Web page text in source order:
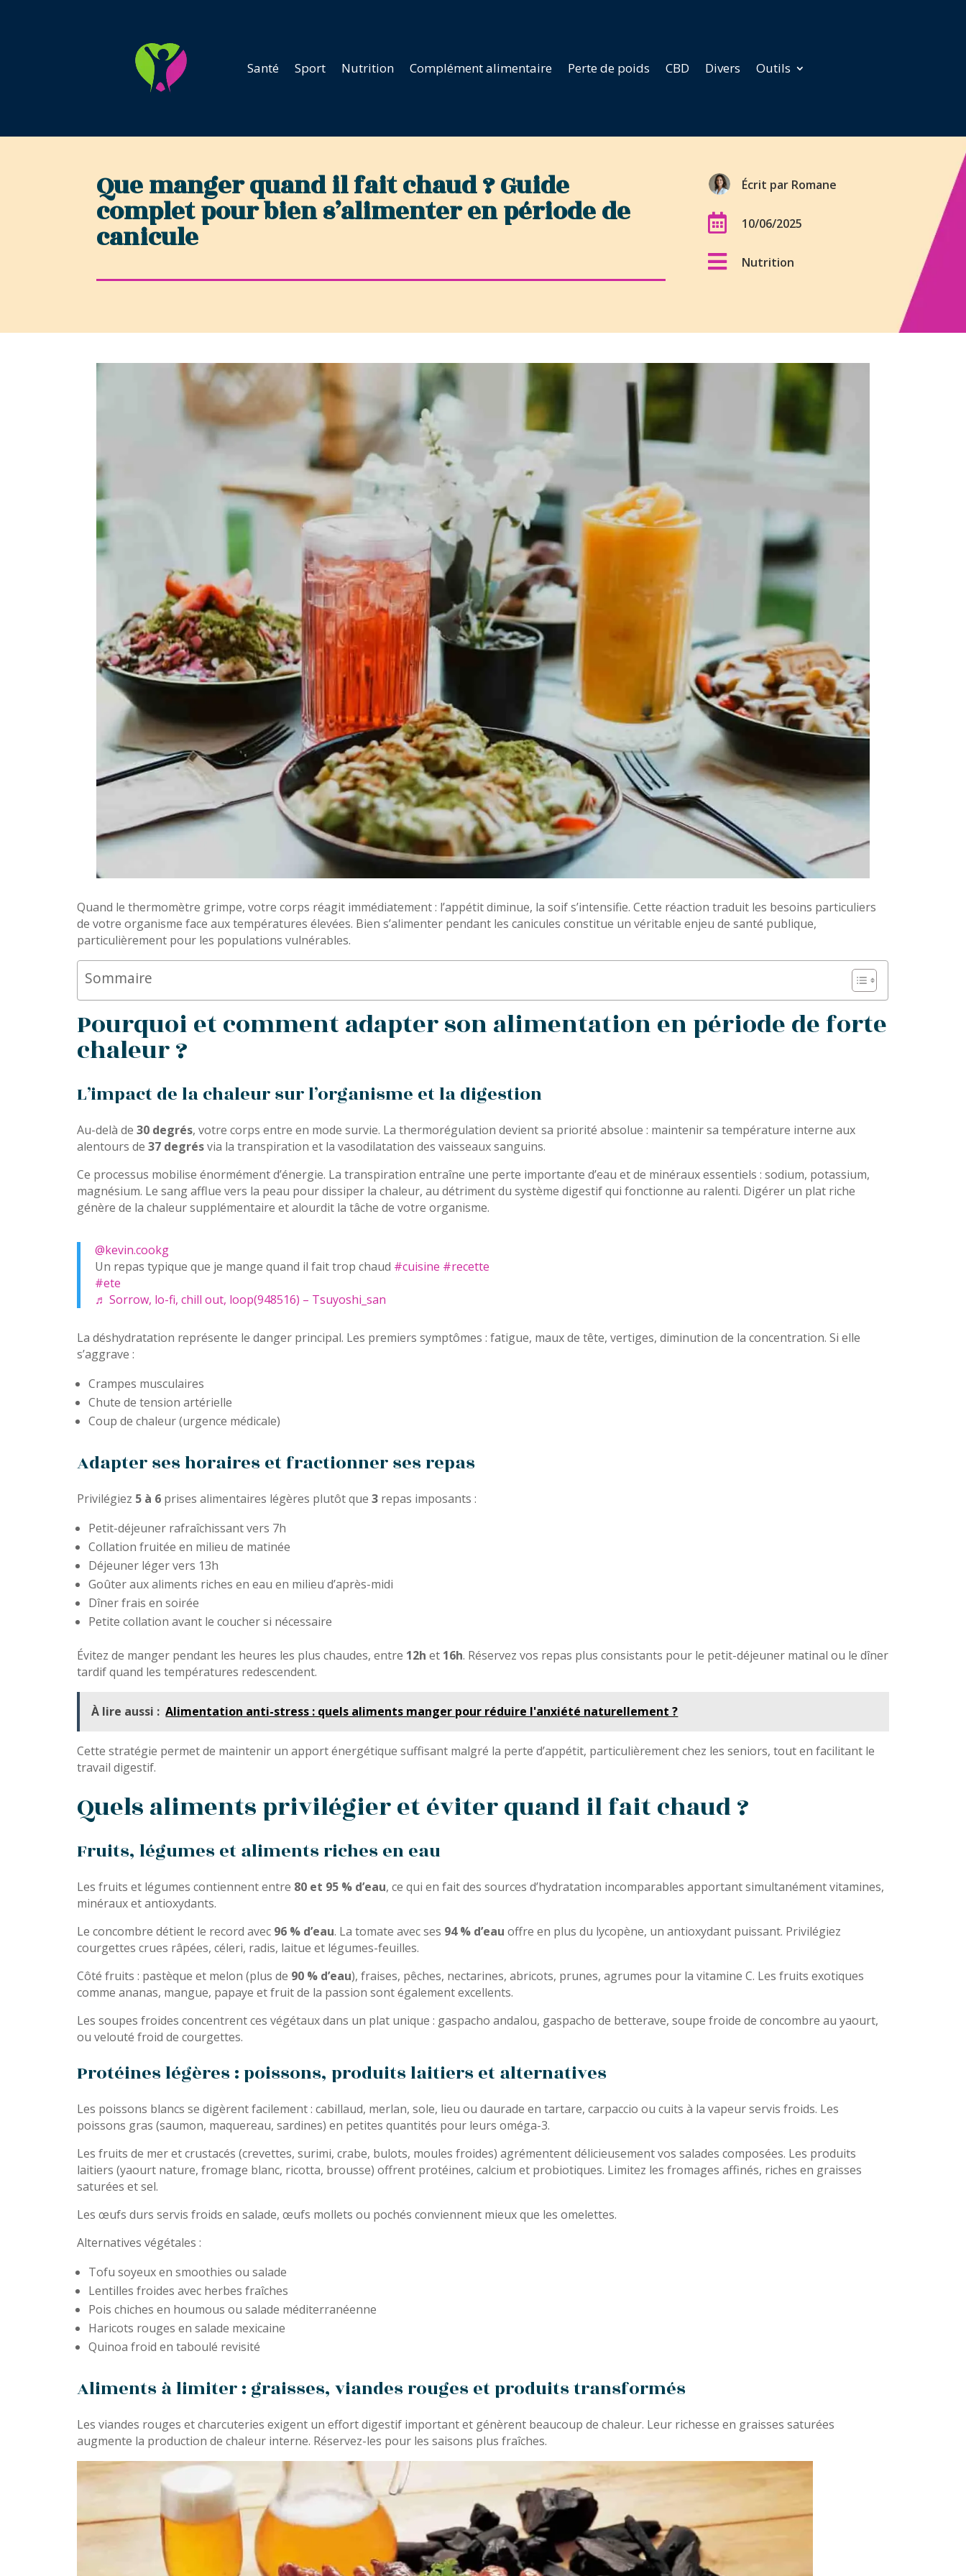
Santé Sport Nutrition Complément alimentaire Perte de poids CBD Divers Outils
Que manger quand il fait chaud ? Guide
complet pour bien s’alimenter en période de
canicule
Écrit par Romane
 10/06/2025
 Nutrition
Quand le thermomètre grimpe, votre corps réagit immédiatement : l’appétit diminue, la soif s’intensifie. Cette réaction traduit les besoins particuliers
de votre organisme face aux températures élevées. Bien s’alimenter pendant les canicules constitue un véritable enjeu de santé publique,
particulièrement pour les populations vulnérables.
Sommaire
Pourquoi et comment adapter son alimentation en période de forte
chaleur ?
L’impact de la chaleur sur l’organisme et la digestion
Au-delà de30 degrés, votre corps entre en mode survie. La thermorégulation devient sa priorité absolue : maintenir sa température interne aux
alentours de37 degrésvia la transpiration et la vasodilatation des vaisseaux sanguins.
Ce processus mobilise énormément d’énergie. La transpiration entraîne une perte importante d’eau et de minéraux essentiels : sodium, potassium,
magnésium. Le sang afflue vers la peau pour dissiper la chaleur, au détriment du système digestif qui fonctionne au ralenti. Digérer un plat riche
génère de la chaleur supplémentaire et alourdit la tâche de votre organisme.
@kevin.cookg
Un repas typique que je mange quand il fait trop chaud #cuisine #recette
#ete
♬ Sorrow, lo-fi, chill out, loop(948516) – Tsuyoshi_san
La déshydratation représente le danger principal. Les premiers symptômes : fatigue, maux de tête, vertiges, diminution de la concentration. Si elle
s’aggrave :
Crampes musculaires
Chute de tension artérielle
Coup de chaleur (urgence médicale)
Adapter ses horaires et fractionner ses repas
Privilégiez 5 à 6 prises alimentaires légères plutôt que3 repas imposants :
Petit-déjeuner rafraîchissant vers 7h
Collation fruitée en milieu de matinée
Déjeuner léger vers 13h
Goûter aux aliments riches en eau en milieu d’après-midi
Dîner frais en soirée
Petite collation avant le coucher si nécessaire
Évitez de manger pendant les heures les plus chaudes, entre 12h et 16h. Réservez vos repas plus consistants pour le petit-déjeuner matinal ou le dîner
tardif quand les températures redescendent.
À lire aussi : Alimentation anti-stress : quels aliments manger pour réduire l'anxiété naturellement ?
Cette stratégie permet de maintenir un apport énergétique suffisant malgré la perte d’appétit, particulièrement chez les seniors, tout en facilitant le
travail digestif.
Quels aliments privilégier et éviter quand il fait chaud ?
Fruits, légumes et aliments riches en eau
Les fruits et légumes contiennent entre 80 et 95 % d’eau, ce qui en fait des sources d’hydratation incomparables apportant simultanément vitamines,
minéraux et antioxydants.
Le concombre détient le record avec 96 % d’eau. La tomate avec ses 94 % d’eau offre en plus du lycopène, un antioxydant puissant. Privilégiez
courgettes crues râpées, céleri, radis, laitue et légumes-feuilles.
Côté fruits : pastèque et melon (plus de 90 % d’eau), fraises, pêches, nectarines, abricots, prunes, agrumes pour la vitamine C. Les fruits exotiques
comme ananas, mangue, papaye et fruit de la passion sont également excellents.
Les soupes froides concentrent ces végétaux dans un plat unique : gaspacho andalou, gaspacho de betterave, soupe froide de concombre au yaourt,
ou velouté froid de courgettes.
Protéines légères : poissons, produits laitiers et alternatives
Les poissons blancs se digèrent facilement : cabillaud, merlan, sole, lieu ou daurade en tartare, carpaccio ou cuits à la vapeur servis froids. Les
poissons gras (saumon, maquereau, sardines) en petites quantités pour leurs oméga-3.
Les fruits de mer et crustacés (crevettes, surimi, crabe, bulots, moules froides) agrémentent délicieusement vos salades composées. Les produits
laitiers (yaourt nature, fromage blanc, ricotta, brousse) offrent protéines, calcium et probiotiques. Limitez les fromages affinés, riches en graisses
saturées et sel.
Les œufs durs servis froids en salade, œufs mollets ou pochés conviennent mieux que les omelettes.
Alternatives végétales :
Tofu soyeux en smoothies ou salade
Lentilles froides avec herbes fraîches
Pois chiches en houmous ou salade méditerranéenne
Haricots rouges en salade mexicaine
Quinoa froid en taboulé revisité
Aliments à limiter : graisses, viandes rouges et produits transformés
Les viandes rouges et charcuteries exigent un effort digestif important et génèrent beaucoup de chaleur. Leur richesse en graisses saturées
augmente la production de chaleur interne. Réservez-les pour les saisons plus fraîches.